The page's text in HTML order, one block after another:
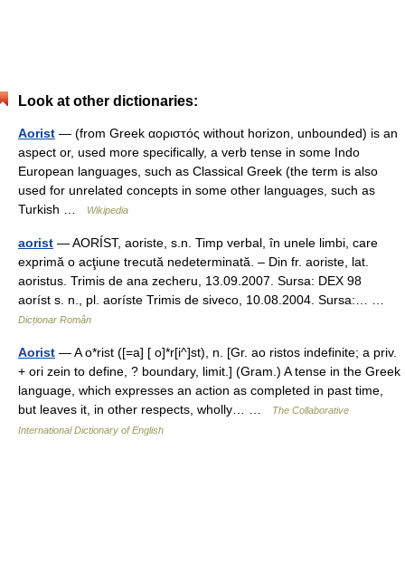
Look at other dictionaries:
Aorist — (from Greek αοριστός without horizon, unbounded) is an
aspect or, used more specifically, a verb tense in some Indo
European languages, such as Classical Greek (the term is also
used for unrelated concepts in some other languages, such as
Turkish …
Wikipedia
aorist — AORÍST, aoriste, s.n. Timp verbal, în unele limbi, care
exprimă o acţiune trecută nedeterminată. – Din fr. aoriste, lat.
aoristus. Trimis de ana zecheru, 13.09.2007. Sursa: DEX 98
aoríst s. n., pl. aoríste Trimis de siveco, 10.08.2004. Sursa:… …
Dicționar Român
Aorist — A o*rist ([=a] [ o]*r[i^]st), n. [Gr. ao ristos indefinite; a priv.
+ ori zein to define, ? boundary, limit.] (Gram.) A tense in the Greek
language, which expresses an action as completed in past time,
but leaves it, in other respects, wholly… …
The Collaborative
International Dictionary of English